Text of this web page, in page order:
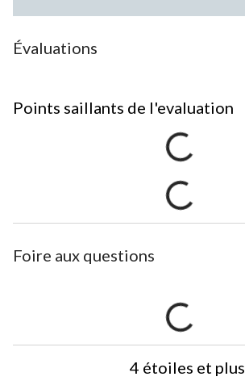
Évaluations
Points saillants de l'evaluation
Foire aux questions
4 étoiles et plus